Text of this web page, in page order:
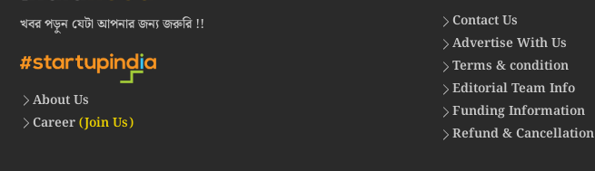
খবর পড়ুন যেটা আপনার জন্য জরুরি !!
About Us
Career(Join Us)
Contact Us
Advertise With Us
Terms & condition
Editorial Team Info
Funding Information
Refund & Cancellation